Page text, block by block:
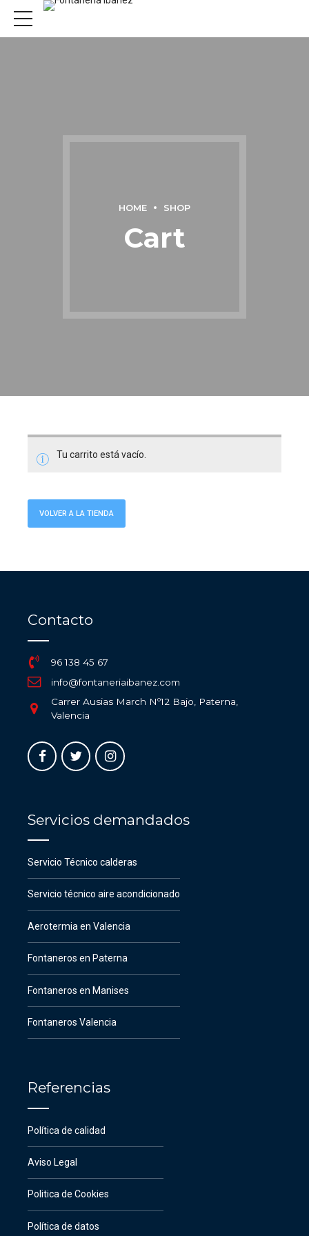
HOME SHOP
Cart
Tu carrito está vacío.
VOLVER A LA TIENDA
Contacto
96 138 45 67
info@fontaneriaibanez.com
Carrer Ausias March Nº12 Bajo, Paterna,
Valencia
Servicios demandados
Servicio Técnico calderas
Servicio técnico aire acondicionado
Aerotermia en Valencia
Fontaneros en Paterna
Fontaneros en Manises
Fontaneros Valencia
Referencias
Política de calidad
Aviso Legal
Politica de Cookies
Política de datos